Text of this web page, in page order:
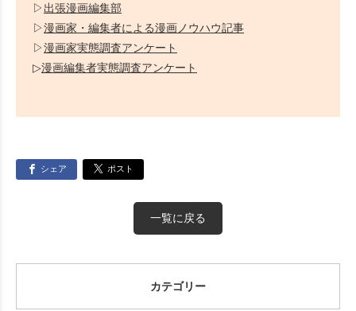
▷ 出張漫画編集部
▷漫画家・編集者による漫画ノウハウ記事
▷漫画家実態調査アンケート
▷漫画編集者実態調査アンケート
シェア ポスト
一覧に戻る
カテゴリー